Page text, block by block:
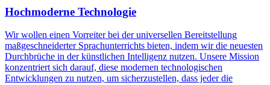
Hochmoderne Technologie
Wir wollen einen Vorreiter bei der universellen Bereitstellung
maßgeschneiderter Sprachunterrichts bieten, indem wir die neuesten
Durchbrüche in der künstlichen Intelligenz nutzen. Unsere Mission
konzentriert sich darauf, diese modernen technologischen
Entwicklungen zu nutzen, um sicherzustellen, dass jeder die